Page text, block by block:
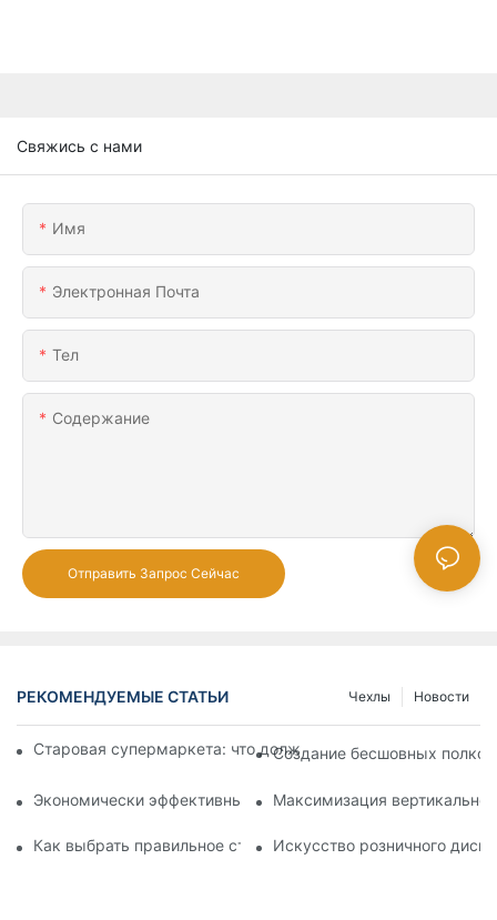
Свяжись с нами
Имя
Электронная Почта
Тел
Содержание
Отправить Запрос Сейчас
РЕКОМЕНДУЕМЫЕ СТАТЬИ Новости
Чехлы
Старовая супермаркета: что должен знать каждый
Создание бесшовных
Экономически эффективные решения для супермаркетов:
Максимизация
Как выбрать правильное стеллаж гондолы для вашего
Искусство розничного